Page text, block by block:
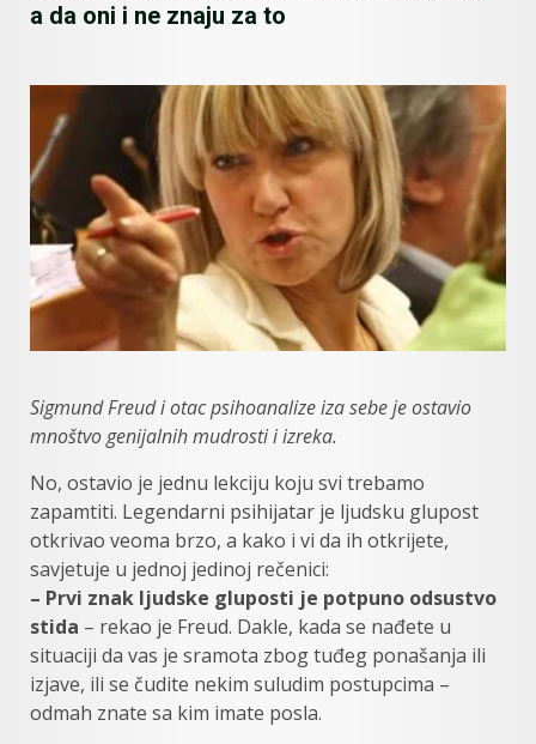
a da oni i ne znaju za to
Sigmund Freud i otac psihoanalize iza sebe je ostavio
mnoštvo genijalnih mudrosti i izreka.
No, ostavio je jednu lekciju koju svi trebamo
zapamtiti. Legendarni psihijatar je ljudsku glupost
otkrivao veoma brzo, a kako i vi da ih otkrijete,
savjetuje u jednoj jedinoj rečenici:
– Prvi znak ljudske gluposti je potpuno odsustvo
stida – rekao je Freud. Dakle, kada se nađete u
situaciji da vas je sramota zbog tuđeg ponašanja ili
izjave, ili se čudite nekim suludim postupcima –
odmah znate sa kim imate posla.